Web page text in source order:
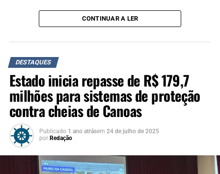
Flávio Dino, Cármen Lúcia e Cristiano Zanin. O ministro
durante o julgamento, não votou.
Crimes
Organização criminosa: 7 anos e 7 meses.
Abolição violenta do Estado Democrático de
Direito: 6 anos e 6 meses.
Golpe de Estado: 8 anos e 2 meses.
Deterioração de Patrimônio
: 2 anos e 6 meses.
CONTINUAR A LER
DESTAQUES
Estado inicia repasse de R$ 179,7
milhões para sistemas de proteção
contra cheias de Canoas
Publicado 1 ano atrásem 24 de julho de 2025
por Redação